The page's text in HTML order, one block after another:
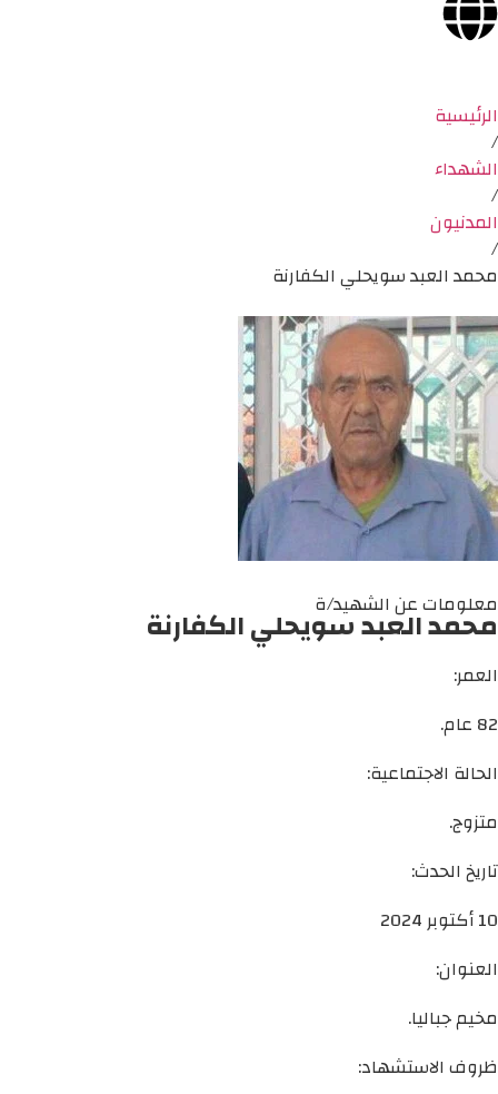
الرئيسية
/
الشهداء
/
المدنيون
/
محمد العبد سويحلي الكفارنة
معلومات عن الشهيد/ة
محمد العبد سويحلي الكفارنة
العمر:
82 عام.
الحالة الاجتماعية:
متزوج.
تاريخ الحدث:
10 أكتوبر 2024
العنوان:
مخيم جباليا.
ظروف الاستشهاد: